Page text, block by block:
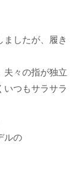
したが、履き
夫々の指が独立
いつもサラサラ
ルの